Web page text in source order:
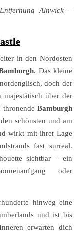
Alnwick –
in den Nordosten
. Das kleine
doch der
majestätisch über der
thronende Bamburgh
schönsten und am
wirkt mit ihrer Lage
fast surreal.
sichtbar – ein
oder
hinweg eine
und ist bis
erwarten dich